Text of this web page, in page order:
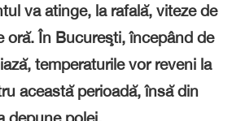
va atinge, la rafală, viteze de
oră. În Bucureşti, începând de
temperaturile vor reveni la
această perioadă, însă din